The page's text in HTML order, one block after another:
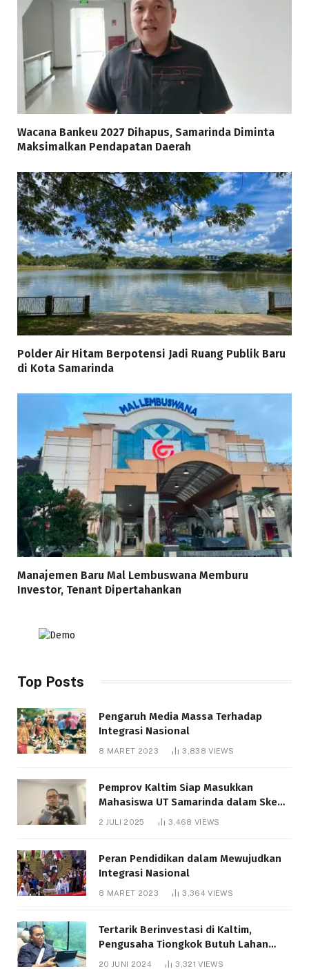
Wacana Bankeu 2027 Dihapus, Samarinda Diminta
Maksimalkan Pendapatan Daerah
Polder Air Hitam Berpotensi Jadi Ruang Publik Baru
di Kota Samarinda
Manajemen Baru Mal Lembuswana Memburu
Investor, Tenant Dipertahankan
Top Posts
Pengaruh Media Massa Terhadap
Integrasi Nasional
8 MARET 2023 3,838VIEWS
Pemprov Kaltim Siap Masukkan
Mahasiswa UT Samarinda dalam Skema
Bantuan Pendidikan Gratispol
2 JULI 2025 3,468 VIEWS
Peran Pendidikan dalam Mewujudkan
Integrasi Nasional
8 MARET 2023 3,364VIEWS
Tertarik Berinvestasi di Kaltim,
Pengusaha Tiongkok Butuh Lahan
1.000 Hektare
20 JUNI 2024 3,321VIEWS